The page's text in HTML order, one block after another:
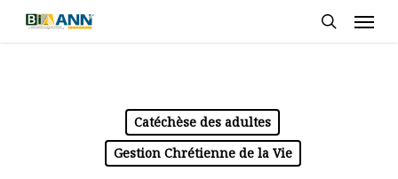
Skip
Catéchèse des adultes
Gestion Chrétienne de la Vie